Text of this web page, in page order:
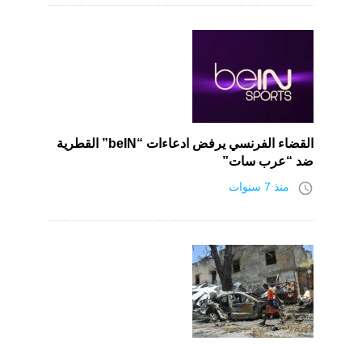
القضاء الفرنسي يرفض ادعاءات “beIN” القطرية
ضد “عرب سات”
access_time منذ 7 سنوات